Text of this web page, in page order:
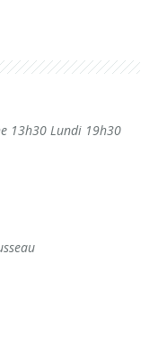
13h30 Lundi 19h30